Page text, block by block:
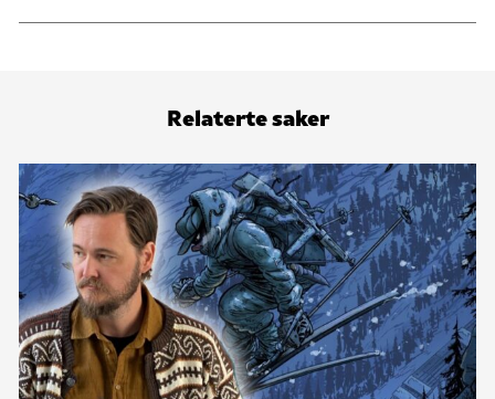
Relaterte saker